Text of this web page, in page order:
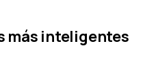
más inteligentes